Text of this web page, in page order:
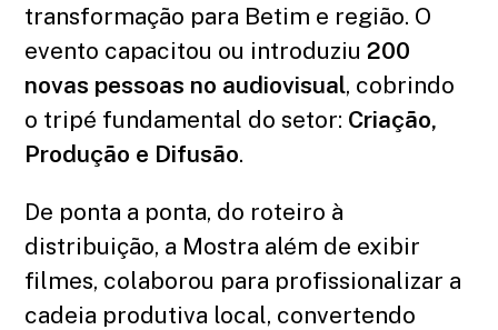
transformação para Betim e região. O
evento capacitou ou introduziu200
novas pessoas no audiovisual, cobrindo
o tripé fundamental do setor: Criação,
Produção e Difusão.
De ponta a ponta, do roteiro à
distribuição, a Mostra além de exibir
filmes, colaborou para profissionalizar a
cadeia produtiva local, convertendo